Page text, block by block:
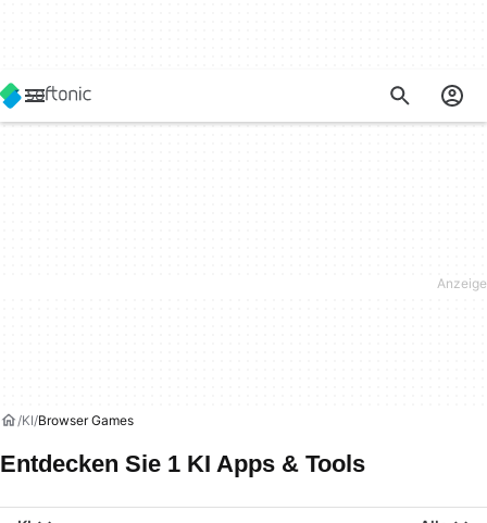
KI Browser Games
Entdecken Sie 1 KI Apps & Tools